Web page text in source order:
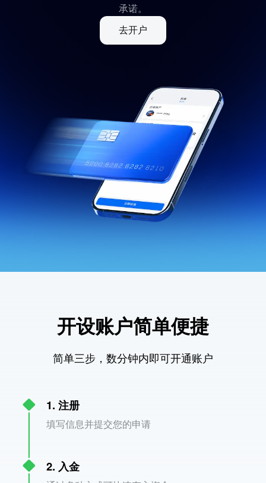
承诺。
去开户
开设账户简单便捷
简单三步，数分钟内即可开通账户
1. 注册
填写信息并提交您的申请
2. 入金